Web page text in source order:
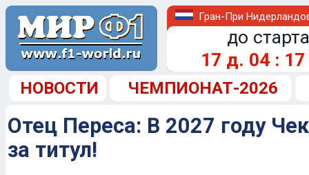
Гран-При
до
17 д. 04 : 17
НОВОСТИ ЧЕМПИОНАТ-2026
Отец Переса: В 2027 году
за титул!